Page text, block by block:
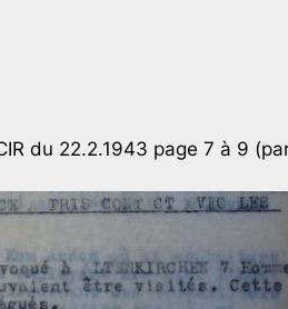
du 22.2.1943 page 7 à 9